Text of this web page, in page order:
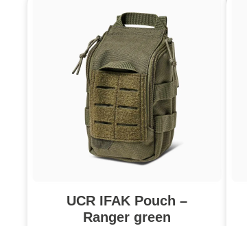
UCR IFAK Pouch –
Ranger green